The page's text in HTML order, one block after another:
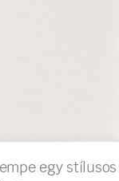
egy stílusos